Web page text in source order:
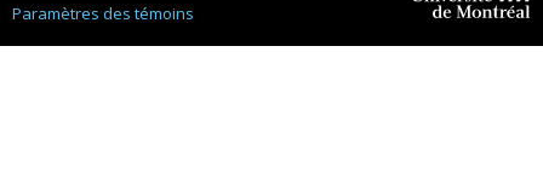
Paramètres des témoins
Montréal